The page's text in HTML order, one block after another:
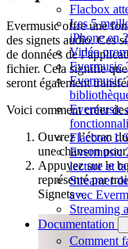
Flacbox
Les 5
iPhone en
Vidéo
Evermusic
Evermusic
Evermusic
Flacbox
Evermusic
lecture et
Streamer
avec
Streaming
Documentation
Comment
Evermusic offre une
des signets audio. Ces
de données de
fichier. Cela signifie
seront également
Voici comment créer
Ouvrez l’écran
une chanson
Appuyez sur le
représenté par
Signets ».